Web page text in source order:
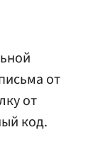
от
от
код.